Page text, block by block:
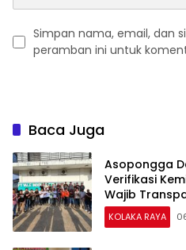
Simpan nama, email, dan
peramban ini untuk
Baca Juga
‎Asopongga
Verifikasi
KOLAKA RAYA